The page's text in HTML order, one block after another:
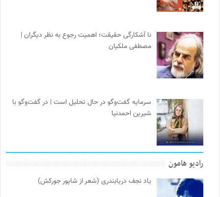
نا آشکارگی حقیقت؛ اهمیت رجوع به نظر دیگران |
مصطفی ملکیان
سرمایه گفت‌وگو در حال تحلیل است | در گفت‌وگو با
شیرین احمدنیا
رادیو هامون
یاد نجف دریابندری (شعر از شاپور جورکش)